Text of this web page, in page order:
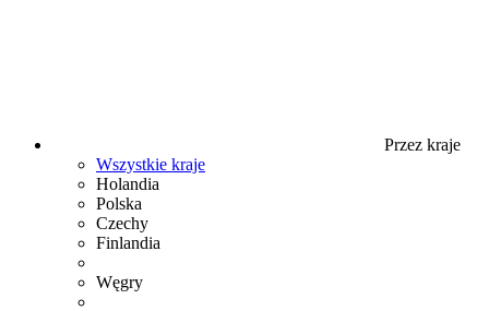
Przez kraje
Wszystkie kraje
Holandia
Polska
Czechy
Finlandia
Węgry